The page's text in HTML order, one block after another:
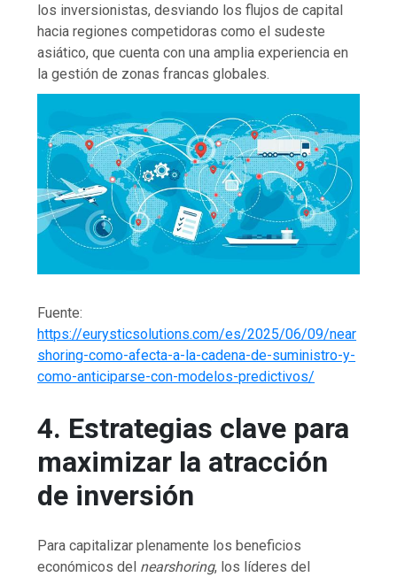
los inversionistas, desviando los flujos de capital
hacia regiones competidoras como el sudeste
asiático, que cuenta con una amplia experiencia en
la gestión de zonas francas globales.
Fuente:
https://eurysticsolutions.com/es/2025/06/09/near
shoring-como-afecta-a-la-cadena-de-suministro-y-
como-anticiparse-con-modelos-predictivos/
4. Estrategias clave para
maximizar la atracción
de inversión
Para capitalizar plenamente los beneficios
económicos del nearshoring, los líderes del